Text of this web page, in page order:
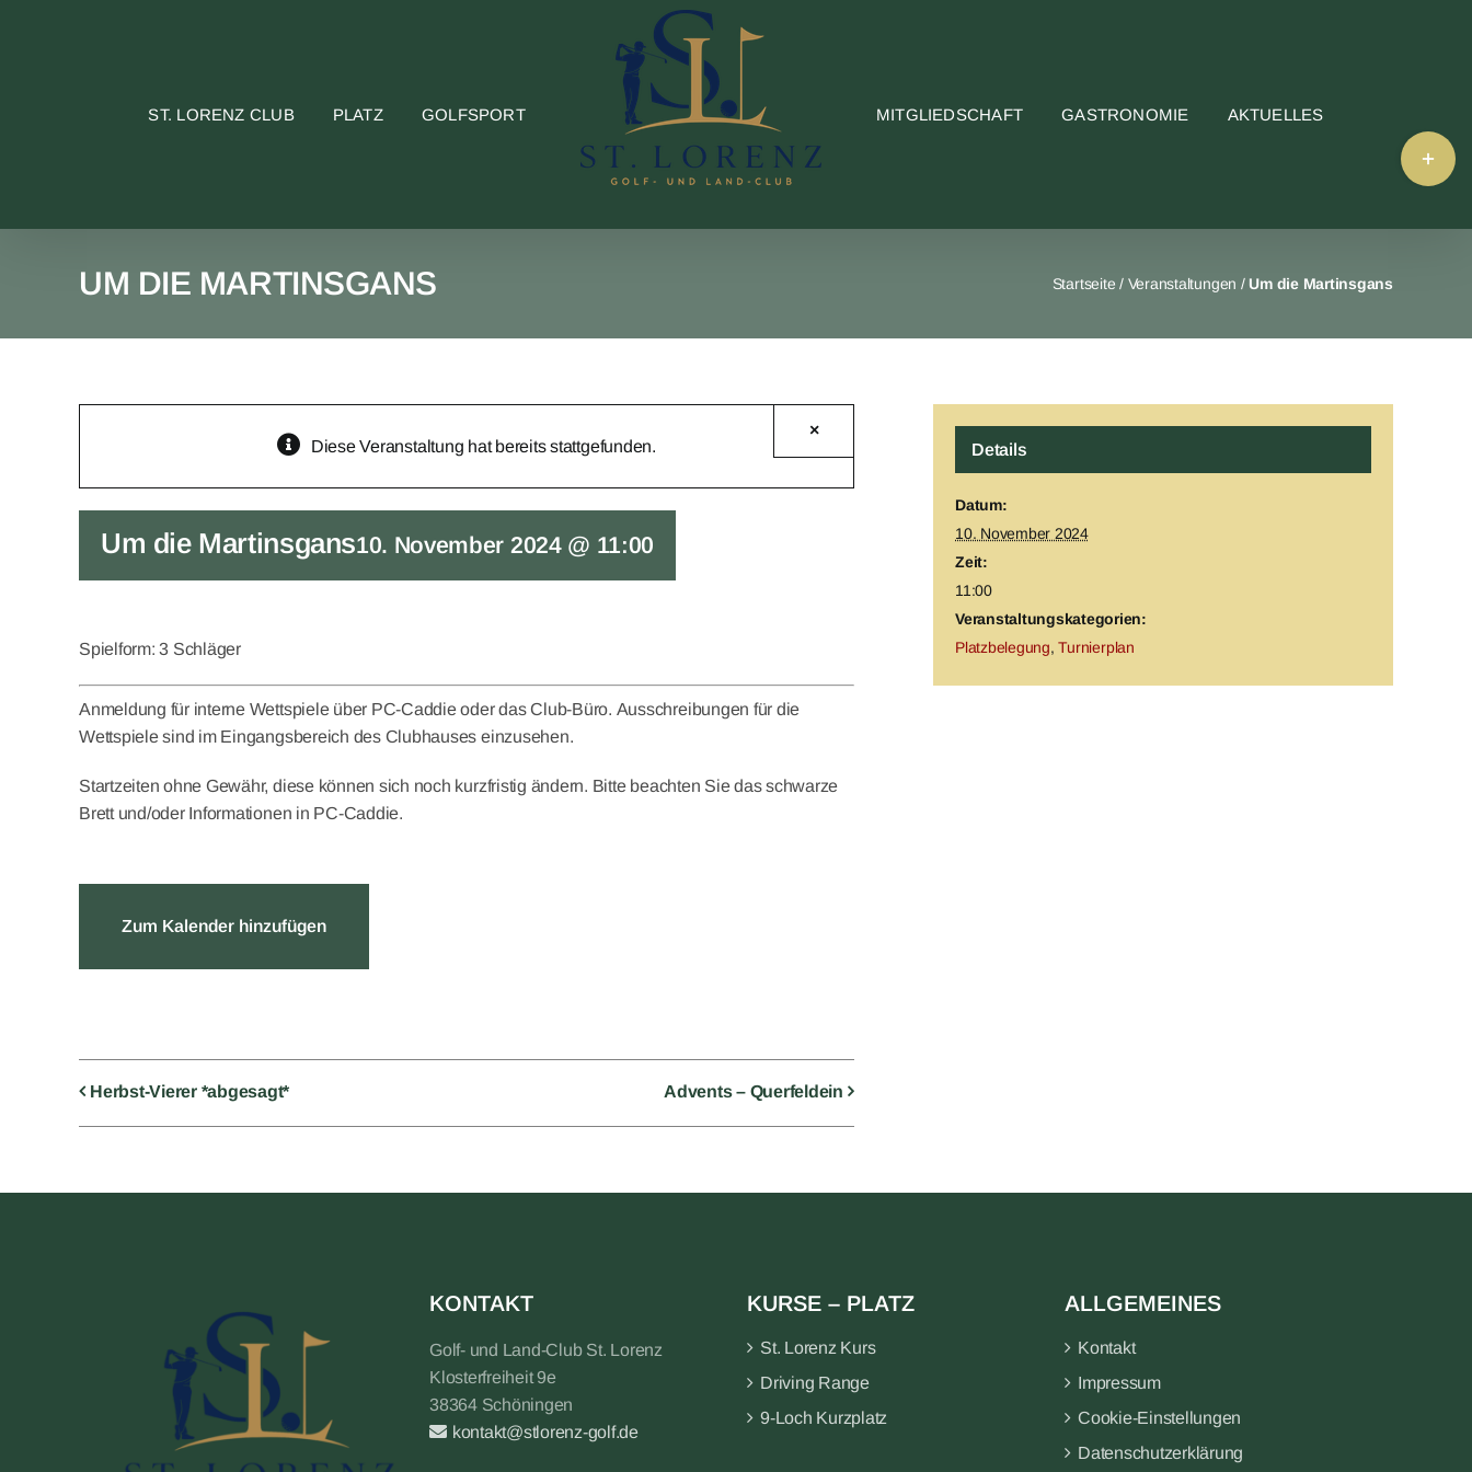
ST. LORENZ CLUB PLATZ GOLFSPORT MITGLIEDSCHAFT GASTRONOMIE AKTUELLES
UM DIE MARTINSGANS Startseite / Veranstaltungen /Um die Martinsgans
Diese Veranstaltung hat bereits stattgefunden.
×
Um die Martinsgans10. November 2024 @ 11:00
Spielform: 3 Schläger
Anmeldung für interne Wettspiele über PC-Caddie oder das Club-Büro. Ausschreibungen für die
Wettspiele sind im Eingangsbereich des Clubhauses einzusehen.
Startzeiten ohne Gewähr, diese können sich noch kurzfristig ändern. Bitte beachten Sie das schwarze
Brett und/oder Informationen in PC-Caddie.
Zum Kalender hinzufügen
Herbst-Vierer *abgesagt* Advents – Querfeldein
Details
Datum:
10. November 2024
Zeit:
11:00
Veranstaltungskategorien:
Platzbelegung,Turnierplan
KONTAKT
Golf- und Land-Club St. Lorenz
Klosterfreiheit 9e
38364 Schöningen
kontakt@stlorenz-golf.de
KURSE – PLATZ
St. Lorenz Kurs
Driving Range
9-Loch Kurzplatz
ALLGEMEINES
Kontakt
Impressum
Cookie-Einstellungen
Datenschutzerklärung
Toggle
Sliding
Area